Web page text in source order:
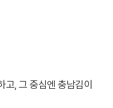
, 그 중심엔 충남김이